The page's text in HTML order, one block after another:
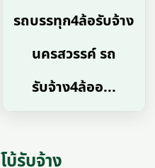
รถบรรทุก4ล้อรับจ้าง
นครสวรรค์ รถ
รับจ้าง4ล้ออ...
บ้รับจ้าง